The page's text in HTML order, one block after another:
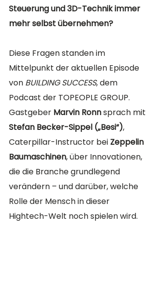
Steuerung und 3D-Technik immer
mehr selbst übernehmen?
Diese Fragen standen im
Mittelpunkt der aktuellen Episode
von BUILDING SUCCESS, dem
Podcast der TOPEOPLE GROUP.
Gastgeber Marvin Ronn sprach mit
Stefan Becker-Sippel („Besi“),
Caterpillar-Instructor bei Zeppelin
Baumaschinen, über Innovationen,
die die Branche grundlegend
verändern – und darüber, welche
Rolle der Mensch in dieser
Hightech-Welt noch spielen wird.